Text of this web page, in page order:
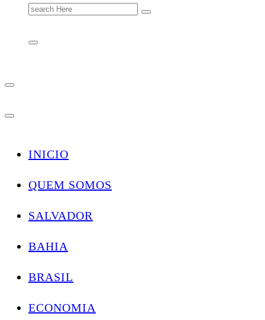
Search
for:
INICIO
QUEM SOMOS
SALVADOR
BAHIA
BRASIL
ECONOMIA